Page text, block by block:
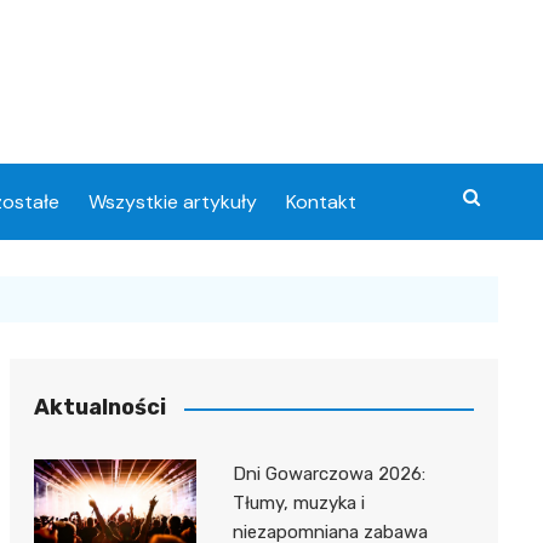
Wszystkie artykuły Kontakt
Aktualności
Dni Gowarczowa 2026:
Tłumy, muzyka i
niezapomniana zabawa